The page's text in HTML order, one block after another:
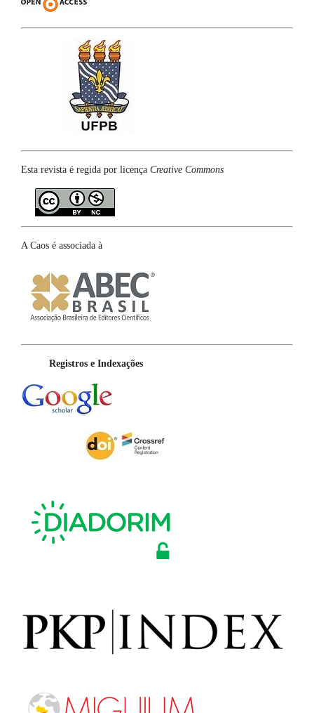
Esta revista é regida por licença Creative Commons
A Caos é associada à
Registros e Indexações